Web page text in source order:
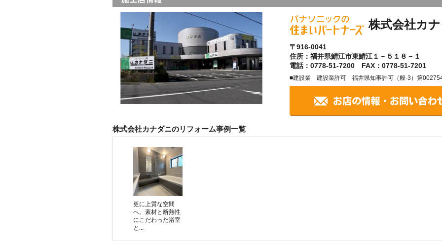
株式会社カ
〒916-0041
住所：福井県鯖江市東鯖江１－５１８－１
電話：0778-51-7200 FAX：0778-51-7201
■建設業 建設業許可 福井県知事許可（般-3）第
株式会社カナダニのリフォーム事例一覧
更に上質な空間
へ。素材と断熱性
にこだわった浴室
と...